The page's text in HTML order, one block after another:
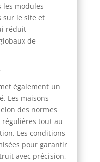
modules
sur le site et
réduit
de
également un
Les maisons
des normes
tout au
Les conditions
pour garantir
avec précision,